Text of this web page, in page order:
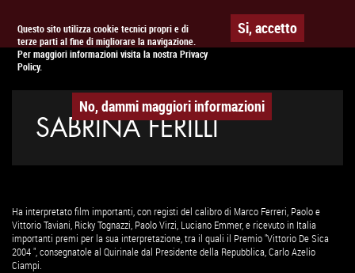
Questo sito utilizza cookie tecnici propri e di
terze parti al fine di migliorare la navigazione.
Per maggiori informazioni visita la nostra Privacy
Policy.
Si, accetto
No, dammi maggiori informazioni
APPUNTAMENTO AL CINEMA
SABRINA FERILLI
Ha interpretato film importanti, con registi del calibro di Marco Ferreri, Paolo e
Vittorio Taviani, Ricky Tognazzi, Paolo Virzi, Luciano Emmer, e ricevuto in Italia
importanti premi per la sua interpretazione, tra il quali il Premio "Vittorio De Sica
2004 ", consegnatole al Quirinale dal Presidente della Repubblica, Carlo Azelio
Ciampi.